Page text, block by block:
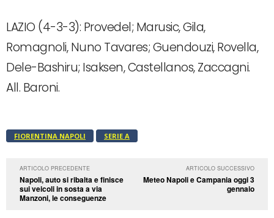
LAZIO (4-3-3): Provedel; Marusic, Gila,
Romagnoli, Nuno Tavares; Guendouzi, Rovella,
Dele-Bashiru; Isaksen, Castellanos, Zaccagni.
All. Baroni.
FIORENTINA NAPOLI SERIE A
ARTICOLO PRECEDENTE
Napoli, auto si ribalta e finisce
sui veicoli in sosta a via
Manzoni, le conseguenze
ARTICOLO SUCCESSIVO
Meteo Napoli e Campania oggi 3
gennaio